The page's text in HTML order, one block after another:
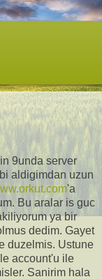
9unda server
aldigimdan uzun
'a
Bu aralar is guc
ya bir
dedim. Gayet
duzelmis. Ustune
account'u ile
Sanirim hala